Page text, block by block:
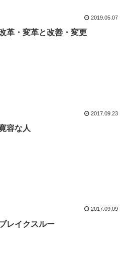
2019.05.07
革・変革と改善・変更
2017.09.23
容な人
2017.09.09
レイクスルー